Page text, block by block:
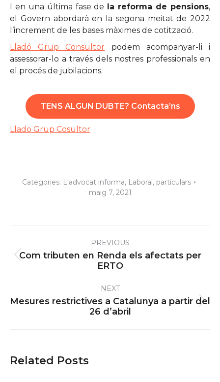
I en una última fase de la reforma de pensions,
el Govern abordarà en la segona meitat de 2022
l’increment de les bases màximes de cotització.
Lladó Grup Consultor podem acompanyar-li i
assessorar-lo a través dels nostres professionals en
el procés de jubilacions.
TENS ALGUN DUBTE? Contacta’ns
Llado Grup Cosultor
Categories: L'advocat informa, Laboral, particulars
maig 7, 2021
navigationPREVIOUS
Previous
post:
Com tributen en Renda els afectats per
ERTO
NEXT
Next
post:
Mesures restrictives a Catalunya a partir del
26 d’abril
Related Posts